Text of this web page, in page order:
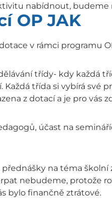
nabídnout, budeme
OP JAK
v rámci programu
třídy- kdy každá
třída si vybírá své
z dotací a je pro vás
účast na
na téma
nebudeme, protože
bylo finančně ztrátové.